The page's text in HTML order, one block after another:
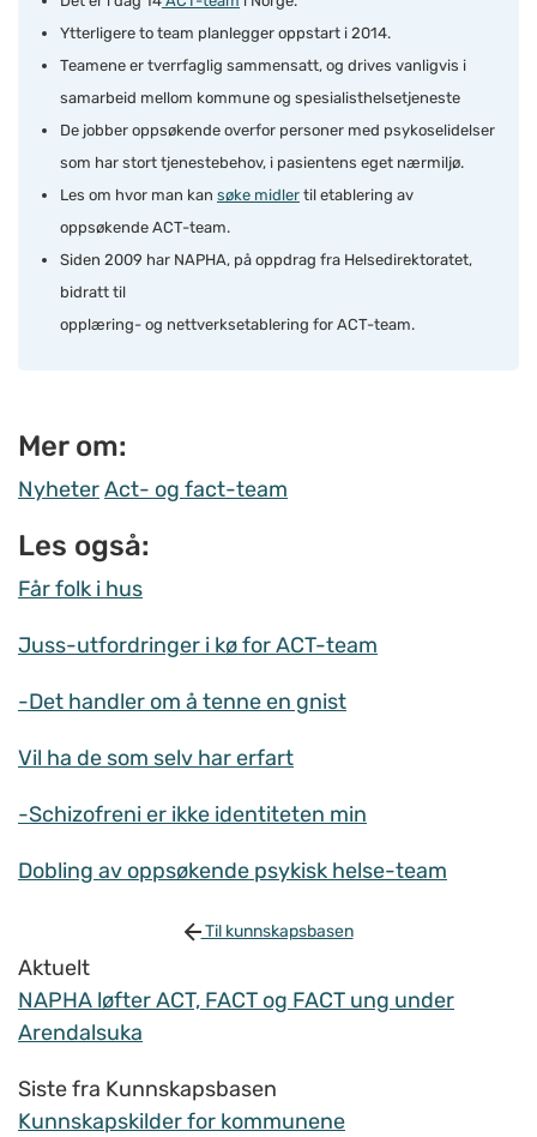
Ytterligere to team planlegger oppstart i 2014.
Teamene er tverrfaglig sammensatt, og drives vanligvis i
samarbeid mellom kommune og spesialisthelsetjeneste
De jobber oppsøkende overfor personer med psykoselidelser
som har stort tjenestebehov, i pasientens eget nærmiljø.
Les om hvor man kan søke midler til etablering av
oppsøkende ACT-team.
Siden 2009 har NAPHA, på oppdrag fra Helsedirektoratet,
bidratt til
opplæring- og nettverksetablering for ACT-team.
Mer om:
NyheterAct- og fact-team
Les også:
Får folk i hus
Juss-utfordringer i kø for ACT-team
-Det handler om å tenne en gnist
Vil ha de som selv har erfart
-Schizofreni er ikke identiteten min
Dobling av oppsøkende psykisk helse-team
Til kunnskapsbasen
Aktuelt
NAPHA løfter ACT, FACT og FACT ung under
Arendalsuka
Siste fra Kunnskapsbasen
Kunnskapskilder for kommunene